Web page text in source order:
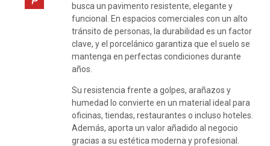
busca un pavimento resistente, elegante y
funcional. En espacios comerciales con un alto
tránsito de personas, la durabilidad es un factor
clave, y el porcelánico garantiza que el suelo se
mantenga en perfectas condiciones durante
años.
Su resistencia frente a golpes, arañazos y
humedad lo convierte en un material ideal para
oficinas, tiendas, restaurantes o incluso hoteles.
Además, aporta un valor añadido al negocio
gracias a su estética moderna y profesional.